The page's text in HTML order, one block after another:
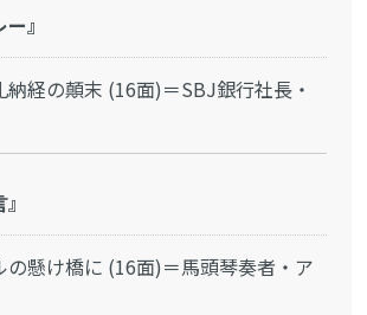
』
納経の顛末 (16面)＝SBJ銀行社長・
の懸け橋に (16面)＝馬頭琴奏者・ア